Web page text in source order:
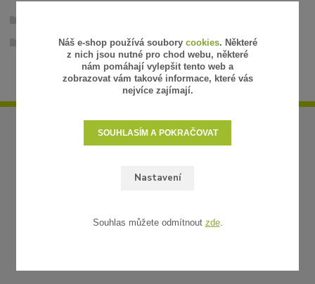
Samostatné květy
Náš e-shop používá soubory cookies. Některé
z nich jsou nutné pro chod webu, některé
nám pomáhají vylepšit tento web a
zobrazovat vám takové informace, které vás
nejvíce zajímají.
Nastavení
SOUHLASÍM A POKRAČOVAT
Souhlas můžete odmítnout zde.